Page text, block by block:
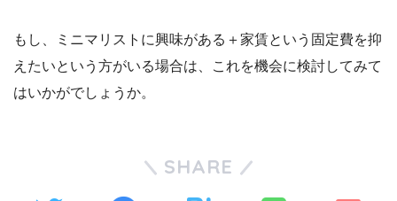
もし、ミニマリストに興味がある＋家賃という固定費を抑
えたいという方がいる場合は、これを機会に検討してみて
はいかがでしょうか。
SHARE